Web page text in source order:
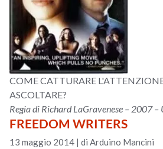
COME CATTURARE
ASCOLTARE?
Regia di Richard LaGravenese – 2007 –
FREEDOM WRITERS
13 maggio 2014 |di Arduino Mancini